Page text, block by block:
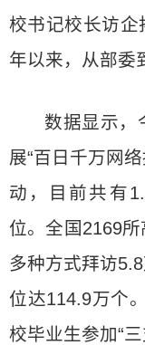
校书记校长访
年以来，从部委
数据显示，
展“百日千万网
动，目前共有
位。全国2169
多种方式拜访
位达114.9万个
校毕业生参加“